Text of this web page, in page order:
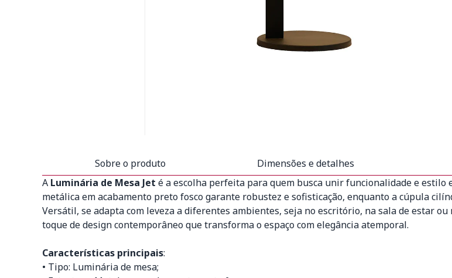
Sobre o produto Dimensões e detalhes
A Luminária de Mesa Jet é a escolha perfeita para quem busca unir funcionalidade e
metálica em acabamento preto fosco garante robustez e sofisticação, enquanto a cúpula
Versátil, se adapta com leveza a diferentes ambientes, seja no escritório, na sala de estar
toque de design contemporâneo que transforma o espaço com elegância atemporal.
Características principais:
• Tipo: Luminária de mesa;